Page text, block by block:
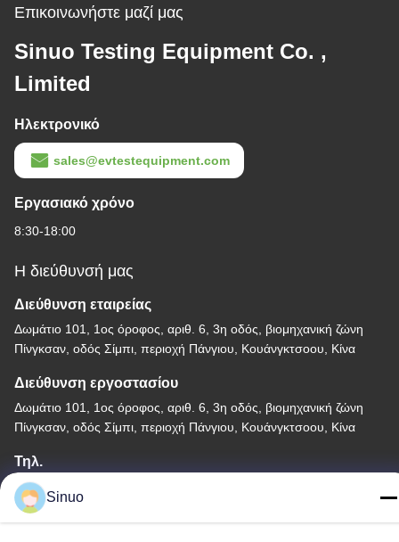
Επικοινωνήστε μαζί μας
Sinuo Testing Equipment Co. ,
Limited
Ηλεκτρονικό
sales@evtestequipment.com
Εργασιακό χρόνο
8:30-18:00
Η διεύθυνσή μας
Διεύθυνση εταιρείας
Δωμάτιο 101, 1ος όροφος, αριθ. 6, 3η οδός, βιομηχανική ζώνη
Πίνγκσαν, οδός Σίμπι, περιοχή Πάνγιου, Κουάνγκτσοου, Κίνα
Διεύθυνση εργοστασίου
Δωμάτιο 101, 1ος όροφος, αριθ. 6, 3η οδός, βιομηχανική ζώνη
Πίνγκσαν, οδός Σίμπι, περιοχή Πάνγιου, Κουάνγκτσοου, Κίνα
Τηλ.
+86--13527656435
Sinuo